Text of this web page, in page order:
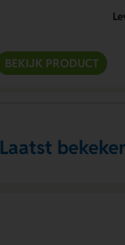
BEKIJK PRODUCT
Laatst